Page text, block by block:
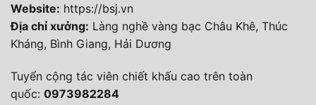
Website: https://bsj.vn
Địa chỉ xưởng: Làng nghề vàng bạc Châu Khê, Thúc
Kháng, Bình Giang, Hải Dương
Tuyển cộng tác viên chiết khấu cao trên toàn
quốc: 0973982284